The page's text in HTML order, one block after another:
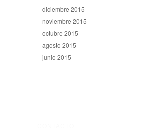
diciembre 2015
noviembre 2015
octubre 2015
agosto 2015
junio 2015